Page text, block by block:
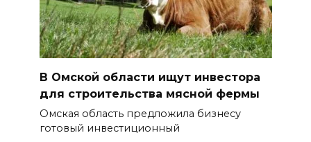
В Омской области ищут инвестора
для строительства мясной фермы
Омская область предложила бизнесу
готовый инвестиционный